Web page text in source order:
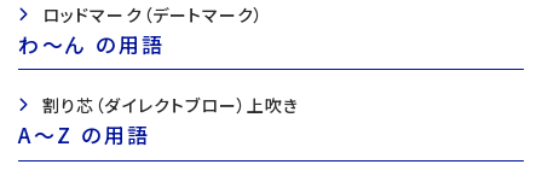
ロッドマーク（デートマーク）
わ〜ん の用語
割り芯（ダイレクトブロー）上吹き
A〜Z の用語